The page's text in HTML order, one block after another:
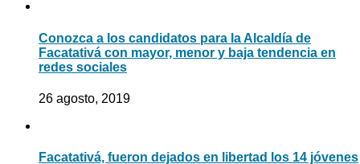
Conozca a los candidatos para la Alcaldía de
Facatativá con mayor, menor y baja tendencia en
redes sociales
26 agosto, 2019
Facatativá, fueron dejados en libertad los 14 jóvenes